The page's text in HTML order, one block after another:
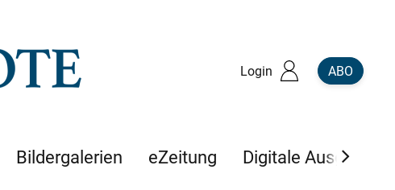
Login ABO
Bildergalerien eZeitung Digitale Ausgaben